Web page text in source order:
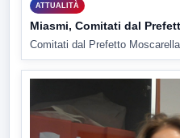
ATTUALITÀ
Miasmi, Comitati dal
Comitati dal Prefetto